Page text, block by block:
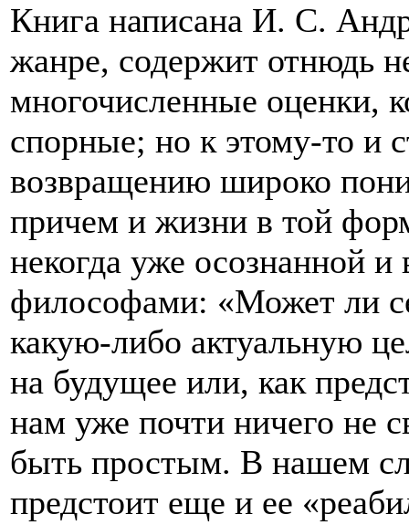
Книга написана И. С.
жанре, содержит отнюдь
многочисленные оценки,
спорные; но к этому-то и
возвращению широко
причем и жизни в той
некогда уже осознанной
философами: «Может ли
какую-либо актуальную
на будущее или, как
нам уже почти ничего не
быть простым. В нашем
предстоит еще и ее